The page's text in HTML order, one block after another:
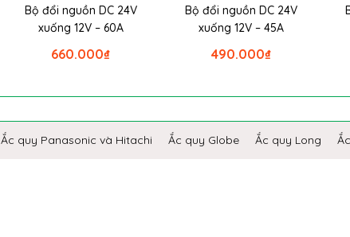
Bộ đổi nguồn DC 24V
xuống 12V – 60A
₫
660.000
Bộ đổi nguồn DC 24V
xuống 12V – 45A
₫
490.000
Ắc quy Panasonic và Hitachi Ắc quy Globe Ắc quy Long